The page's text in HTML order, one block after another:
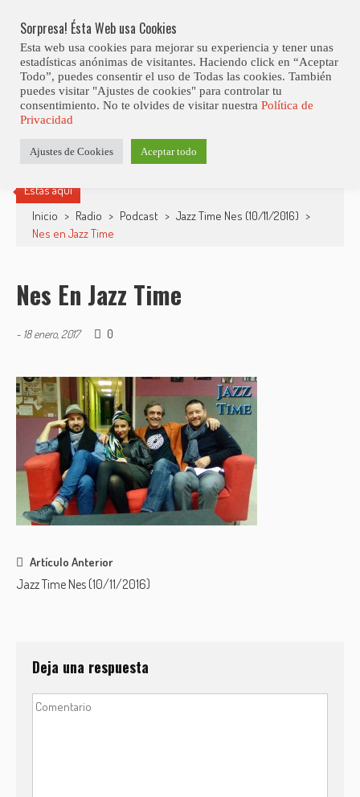
content
Club Contest.
Estás aquí
Inicio > Radio > Podcast > Jazz Time Nes (10/11/2016) >
Nes en Jazz Time
Nes En Jazz Time
- 18 enero, 2017 0
Post
navigation
Artículo Anterior
Jazz Time Nes (10/11/2016)
Deja una respuesta
Sorpresa! Ésta Web usa Cookies
Esta web usa cookies para mejorar su experiencia y tener unas
estadísticas anónimas de visitantes. Haciendo click en “Aceptar
Todo”, puedes consentir el uso de Todas las cookies. También
puedes visitar "Ajustes de cookies" para controlar tu
consentimiento. No te olvides de visitar nuestra Política de
Privacidad
Ajustes de Cookies Aceptar todo